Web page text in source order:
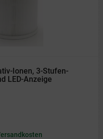
Ionen, 3-Stufen-
LED-Anzeige